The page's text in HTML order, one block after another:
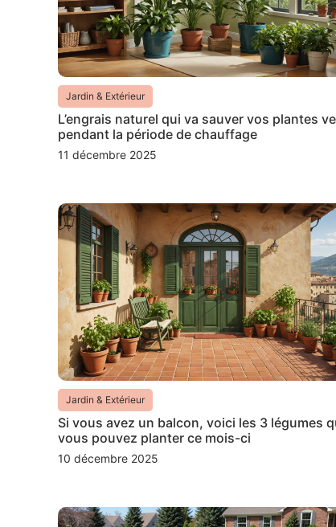
Jardin & Extérieur
L’engrais naturel qui va sauver vos plantes
pendant la période de chauffage
11 décembre 2025
Jardin & Extérieur
Si vous avez un balcon, voici les 3 légumes
vous pouvez planter ce mois-ci
10 décembre 2025